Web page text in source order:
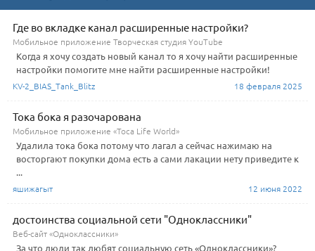
Где во вкладке канал расширенные настройки?
Мобильное приложение Творческая студия YouTube
Когда я хочу создать новый канал то я хочу найти расширенные
настройки помогите мне найти расширенные настройки!
KV-2_BIAS_Tank_Blitz 18 февраля 2025
Тока бока я разочарована
Мобильное приложение «Toca Life World»
Удалила тока бока потому что лагал а сейчас нажимаю на
восторгают покупки дома есть а сами лакации нету приведите к
...
яшижагыт 12 июня 2022
достоинства социальной сети "Одноклассники"
Веб-сайт «Одноклассники»
За что люди так любят социальную сеть «Одноклассники»?